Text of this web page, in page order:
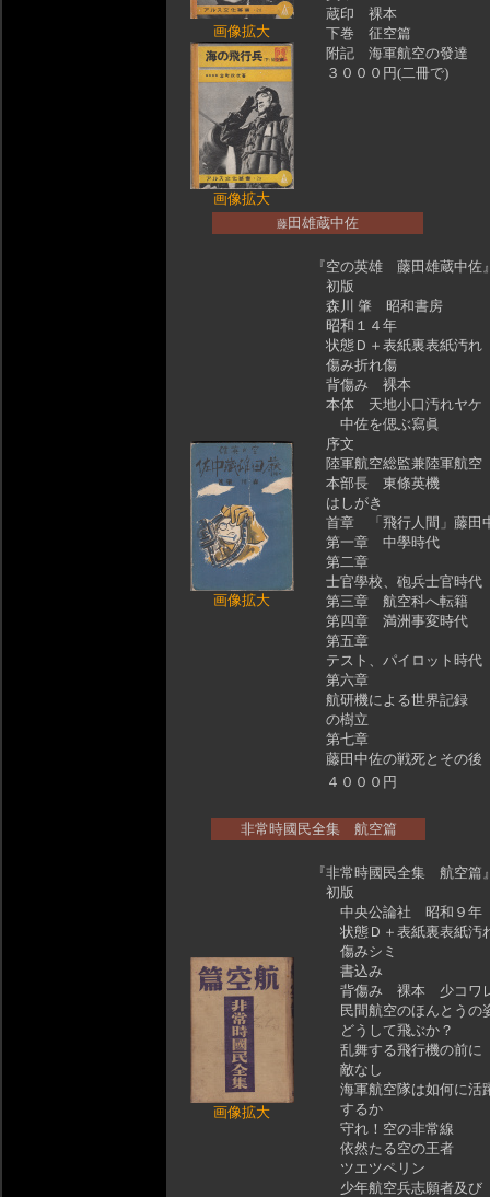
画像拡大
画像拡大
蔵印 裸本
下巻 征空篇
附記 海軍航空の發達
３０００円(二冊で)
藤田雄蔵中佐
画像拡大
『空の英雄 藤田雄蔵中
初版
森川 肇 昭和書房
昭和１４年
状態Ｄ＋表紙裏表紙汚れ
傷み折れ傷
背傷み 裸本
本体 天地小口汚れヤケ
中佐を偲ぶ寫眞
序文
陸軍航空総監兼陸軍航空
本部長 東條英機
はしがき
首章 「飛行人間」藤田
第一章 中學時代
第二章
士官學校、砲兵士官時代
第三章 航空科へ転籍
第四章 満洲事変時代
第五章
テスト、パイロット時代
第六章
航研機による世界記録
の樹立
第七章
藤田中佐の戦死とその後
４０００円
非常時國民全集 航空篇
画像拡大
『非常時國民全集 航空篇
初版
中央公論社 昭和９年
状態Ｄ＋表紙裏表紙汚
傷みシミ
書込み
背傷み 裸本 少コワ
民間航空のほんとうの
どうして飛ぶか？
乱舞する飛行機の前に
敵なし
海軍航空隊は如何に活
するか
守れ！空の非常線
依然たる空の王者
ツエツペリン
少年航空兵志願者及び